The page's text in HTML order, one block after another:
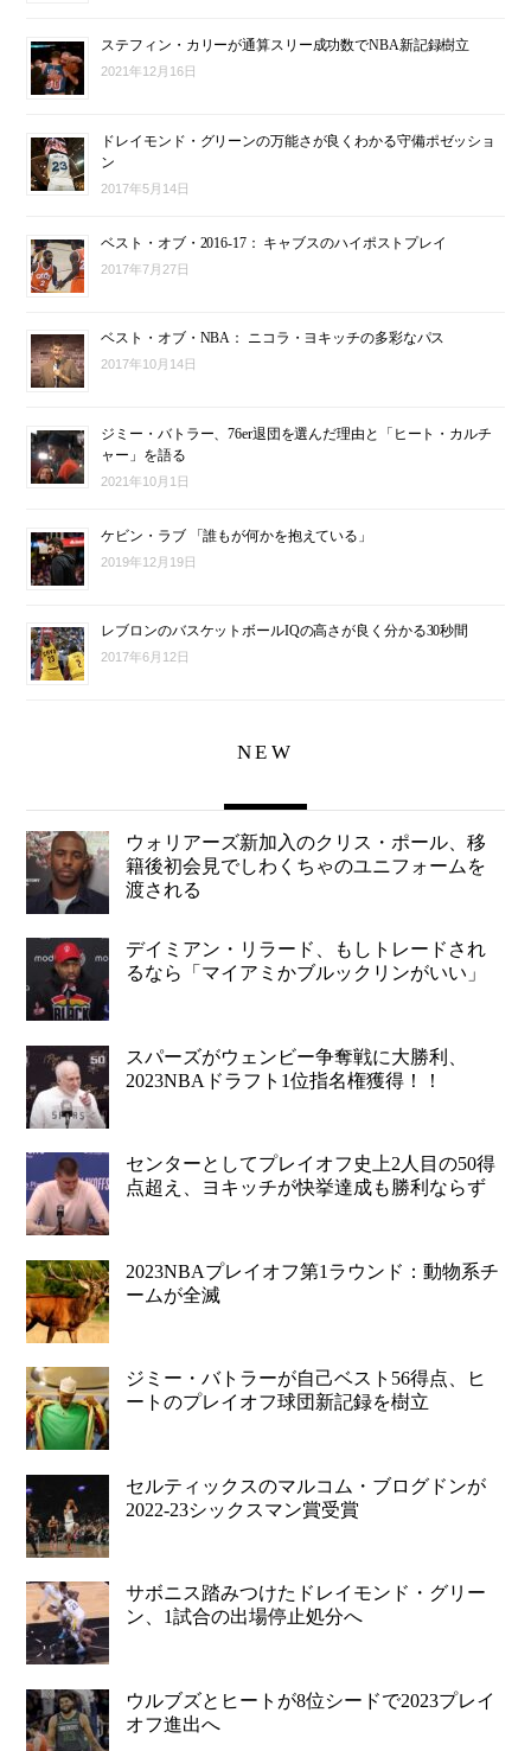
ステフィン・カリーが通算スリー成功数でNBA新記録樹立
2021年12月16日
ドレイモンド・グリーンの万能さが良くわかる守備ポゼッショ
ン
2017年5月14日
ベスト・オブ・2016-17： キャブスのハイポストプレイ
2017年7月27日
ベスト・オブ・NBA： ニコラ・ヨキッチの多彩なパス
2017年10月14日
ジミー・バトラー、76er退団を選んだ理由と「ヒート・カルチ
ャー」を語る
2021年10月1日
ケビン・ラブ 「誰もが何かを抱えている」
2019年12月19日
レブロンのバスケットボールIQの高さが良く分かる30秒間
2017年6月12日
NEW
ウォリアーズ新加入のクリス・ポール、移
籍後初会見でしわくちゃのユニフォームを
渡される
デイミアン・リラード、もしトレードされ
るなら「マイアミかブルックリンがいい」
スパーズがウェンビー争奪戦に大勝利、
2023NBAドラフト1位指名権獲得！！
センターとしてプレイオフ史上2人目の50得
点超え、ヨキッチが快挙達成も勝利ならず
2023NBAプレイオフ第1ラウンド：動物系チ
ームが全滅
ジミー・バトラーが自己ベスト56得点、ヒ
ートのプレイオフ球団新記録を樹立
セルティックスのマルコム・ブログドンが
2022-23シックスマン賞受賞
サボニス踏みつけたドレイモンド・グリー
ン、1試合の出場停止処分へ
ウルブズとヒートが8位シードで2023プレイ
オフ進出へ